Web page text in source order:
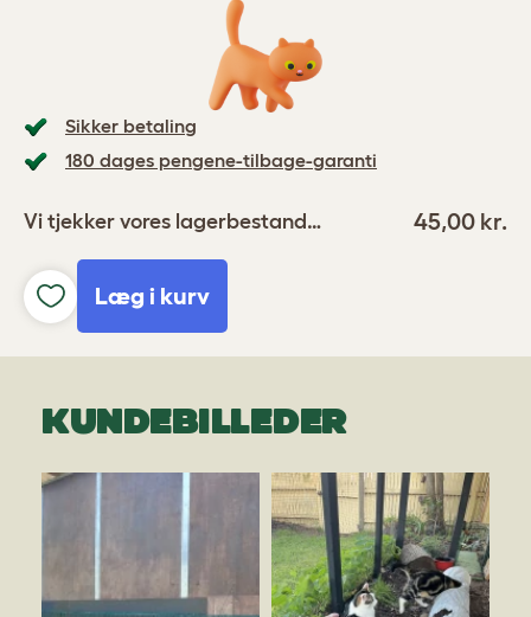
Sikker betaling
180 dages pengene-tilbage-garanti
Vi tjekker vores lagerbestand… 45,00 kr.
Læg i kurv
KUNDEBILLEDER